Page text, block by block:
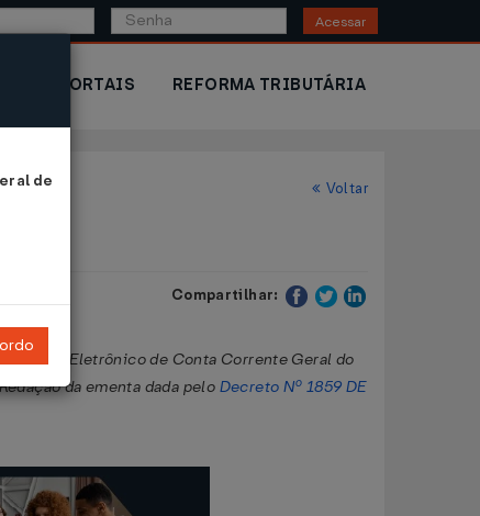
Acessar
PORTAIS REFORMA TRIBUTÁRIA
Voltar
Compartilhar:
Eletrônico de Conta Corrente Geral do
da ementa dada pelo Decreto Nº 1859 DE
de